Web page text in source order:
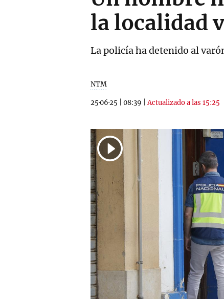
la localidad
La policía ha detenido al
NTM
25·06·25 08:39 |Actualizado a las 15:25